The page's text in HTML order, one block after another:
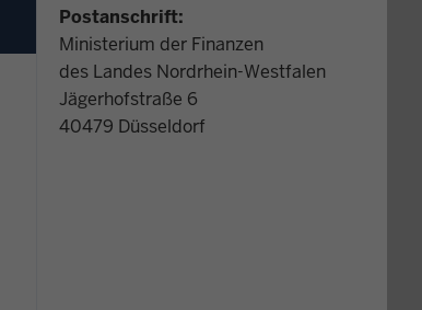
Postanschrift:
Ministerium der Finanzen
des Landes Nordrhein-Westfalen
Jägerhofstraße 6
40479 Düsseldorf